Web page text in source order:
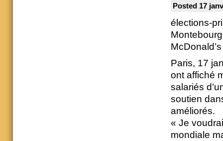
Posted 17
élections-
McDonald’s
Paris, 17
ont affiché
salariés
soutien
améliorés.
« Je
mondiale